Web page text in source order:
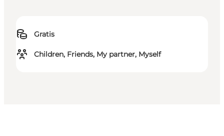
Gratis
Children, Friends, My partner, Myself